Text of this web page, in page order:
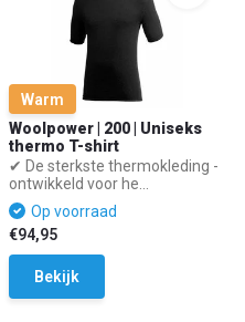
Warm
Woolpower | 200 | Uniseks
thermo T-shirt
✔ De sterkste thermokleding -
ontwikkeld voor he...
Op voorraad
€94,95
Bekijk